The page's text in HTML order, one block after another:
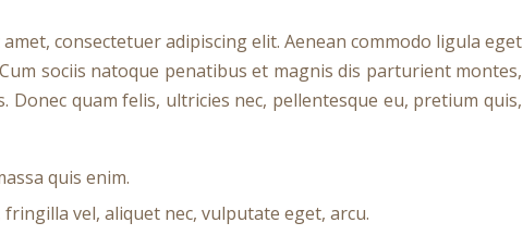
consectetuer adipiscing elit. Aenean commodo ligula eget
sociis natoque penatibus et magnis dis parturient montes,
Donec quam felis, ultricies nec, pellentesque eu, pretium quis,
quis enim.
fringilla vel, aliquet nec, vulputate eget, arcu.